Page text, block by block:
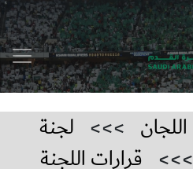
اللجان >>> لجنة
>>> قرارات اللجنة